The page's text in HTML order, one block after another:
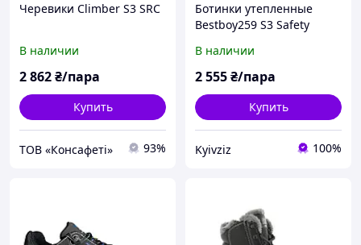
Черевики Climber S3 SRC
В наличии
2 862₴/пара
Купить
ТОВ «Консафеті» 93%
Ботинки утепленные
Bestboy259 S3 Safety
В наличии
2 555₴/пара
Купить
Kyivziz 100%